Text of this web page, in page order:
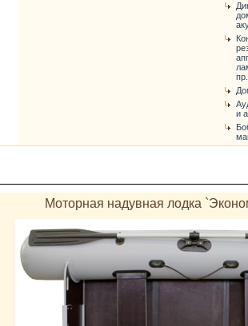
и
Моторная надувная лодка